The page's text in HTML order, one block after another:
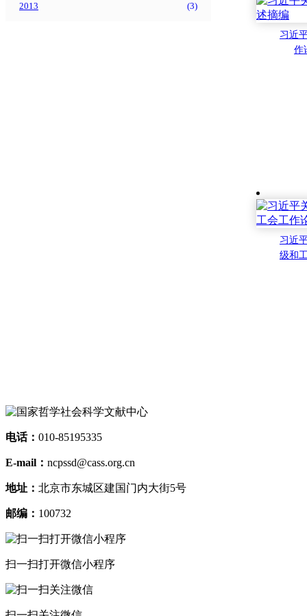
2013
(3)
习近
作
习近
级和
电话： 010-85195335
E-mail： ncpssd@cass.org.cn
地址： 北京市东城区建国门内大街5号
邮编： 100732
扫一扫打开微信小程序